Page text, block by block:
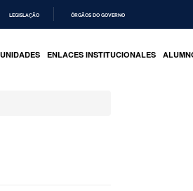
LEGISLAÇÃO ÓRGÃOS DO GOVERNO
ENLACES INSTITUCIONALES